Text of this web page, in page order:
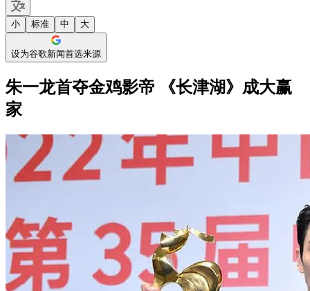
小 标准 中 大
设为谷歌新闻首选来源
朱一龙首夺金鸡影帝 《长津湖》成大赢
家